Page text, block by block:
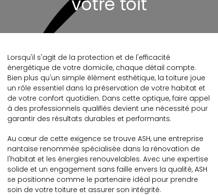
Lorsqu'il s'agit de la protection et de l'efficacité
énergétique de votre domicile, chaque détail compte.
Bien plus qu'un simple élément esthétique, la toiture joue
un rôle essentiel dans la préservation de votre habitat et
de votre confort quotidien. Dans cette optique, faire appel
à des professionnels qualifiés devient une nécessité pour
garantir des résultats durables et performants.
Au cœur de cette exigence se trouve ASH, une entreprise
nantaise renommée spécialisée dans la rénovation de
l'habitat et les énergies renouvelables. Avec une expertise
solide et un engagement sans faille envers la qualité, ASH
se positionne comme le partenaire idéal pour prendre
soin de votre toiture et assurer son intégrité.